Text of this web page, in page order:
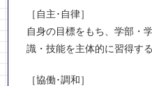
［自主･自律］
自身の目標をもち、学部・
識・技能を主体的に習得す
［協働･調和］